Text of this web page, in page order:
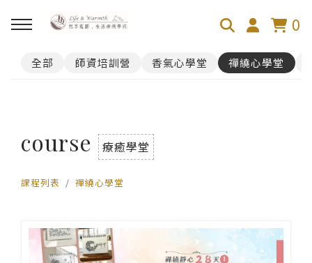
0
回主選單
禪繞遊台灣
全部 師資培訓營 香氣心學堂 禪繞心學堂
course 療癒學堂
課程列表 禪繞心學堂